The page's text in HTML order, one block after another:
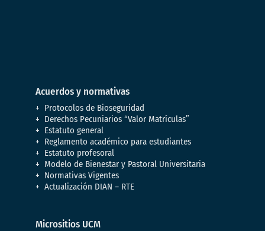
Acuerdos y normativas
Protocolos de Bioseguridad
Derechos Pecuniarios “Valor Matrículas”
Estatuto general
Reglamento académico para estudiantes
Estatuto profesoral
Modelo de Bienestar y Pastoral Universitaria
Normativas Vigentes
Actualización DIAN – RTE
Micrositios UCM